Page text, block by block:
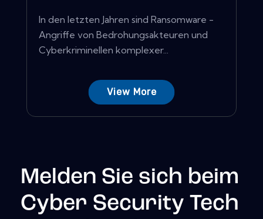
In den letzten Jahren sind Ransomware -
Angriffe von Bedrohungsakteuren und
Cyberkriminellen komplexer...
View More
Melden Sie sich beim
Cyber Security Tech